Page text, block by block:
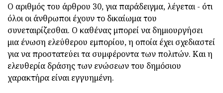
Ο αριθμός του άρθρου 30, για παράδειγμα, λέγεται - ότι
όλοι οι άνθρωποι έχουν το δικαίωμα του
συνεταιρίζεσθαι. Ο καθένας μπορεί να δημιουργήσει
μια ένωση ελεύθερου εμπορίου, η οποία έχει σχεδιαστεί
για να προστατεύει τα συμφέροντα των πολιτών. Και η
ελευθερία δράσης των ενώσεων του δημόσιου
χαρακτήρα είναι εγγυημένη.